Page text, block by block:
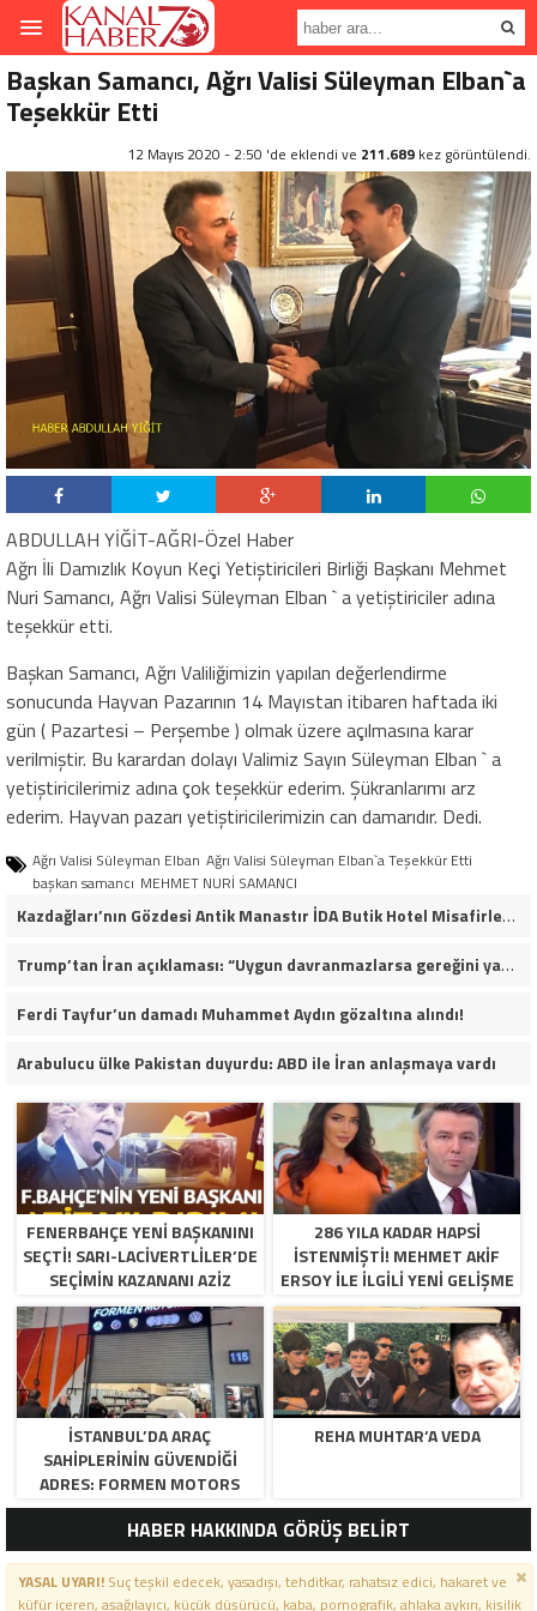
Başkan Samancı, Ağrı Valisi Süleyman Elban`a
Teşekkür Etti
12 Mayıs 2020 - 2:50 'de eklendi ve 211.689 kez görüntülendi.
ABDULLAH YİĞİT-AĞRI-Özel Haber
Ağrı İli Damızlık Koyun Keçi Yetiştiricileri Birliği Başkanı Mehmet
Nuri Samancı, Ağrı Valisi Süleyman Elban ` a yetiştiriciler adına
teşekkür etti.
Başkan Samancı, Ağrı Valiliğimizin yapılan değerlendirme
sonucunda Hayvan Pazarının 14 Mayıstan itibaren haftada iki
gün ( Pazartesi – Perşembe ) olmak üzere açılmasına karar
verilmiştir. Bu karardan dolayı Valimiz Sayın Süleyman Elban ` a
yetiştiricilerimiz adına çok teşekkür ederim. Şükranlarımı arz
ederim. Hayvan pazarı yetiştiricilerimizin can damarıdır. Dedi.
Ağrı Valisi Süleyman Elban Ağrı Valisi Süleyman Elban`a Teşekkür Etti
başkan samancı MEHMET NURİ SAMANCI
Kazdağları’nın Gözdesi Antik Manastır İDA Butik Hotel Misafirlerinden Tam Not Alıyor
Trump’tan İran açıklaması: “Uygun davranmazlarsa gereğini yaparım”
Ferdi Tayfur’un damadı Muhammet Aydın gözaltına alındı!
Arabulucu ülke Pakistan duyurdu: ABD ile İran anlaşmaya vardı
FENERBAHÇE YENI BAŞKANINI
SEÇTI! SARI-LACIVERTLILER’DE
SEÇIMIN KAZANANI AZIZ
YILDIRIM OLDU
286 YILA KADAR HAPSI
ISTENMIŞTI! MEHMET AKIF
ERSOY ILE ILGILI YENI GELIŞME
İSTANBUL’DA ARAÇ
SAHIPLERININ GÜVENDIĞI
ADRES: FORMEN MOTORS
REHA MUHTAR’A VEDA
HABER HAKKINDA GÖRÜŞ BELİRT
YASAL UYARI!Suç teşkil edecek, yasadışı, tehditkar, rahatsız edici, hakaret ve
küfür içeren, aşağılayıcı, küçük düşürücü, kaba, pornografik, ahlaka aykırı, kişilik